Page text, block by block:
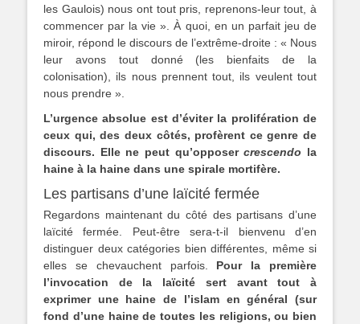
les Gaulois) nous ont tout pris, reprenons-leur tout, à
commencer par la vie ». À quoi, en un parfait jeu de
miroir, répond le discours de l’extrême-droite : « Nous
leur avons tout donné (les bienfaits de la
colonisation), ils nous prennent tout, ils veulent tout
nous prendre ».
L’urgence absolue est d’éviter la prolifération de
ceux qui, des deux côtés, profèrent ce genre de
discours. Elle ne peut qu’opposercrescendo la
haine à la haine dans une spirale mortifère.
Les partisans d’une laïcité fermée
Regardons maintenant du côté des partisans d’une
laïcité fermée. Peut-être sera-t-il bienvenu d’en
distinguer deux catégories bien différentes, même si
elles se chevauchent parfois. Pour la première
l’invocation de la laïcité sert avant tout à
exprimer une haine de l’islam en général (sur
fond d’une haine de toutes les religions, ou bien